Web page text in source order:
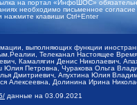
на портал «ИнфоШОС»
необходимо письменное
нажмите клавиши Ctrl+Enter
выполняющих функции
Телеканал Настоящее
Камалягин Денис Николаевич,
Петровна, Чуракова Ольга
Дмитриевич, Апухтина Юлия
Алексеевна, Долинина Ирина
данные на 03.09.2021